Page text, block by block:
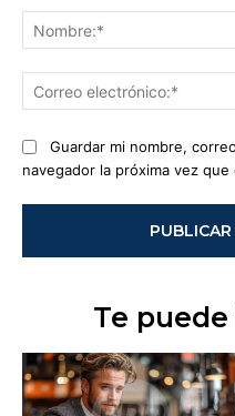
Guardar mi nombre,
navegador la próxima vez que
Te